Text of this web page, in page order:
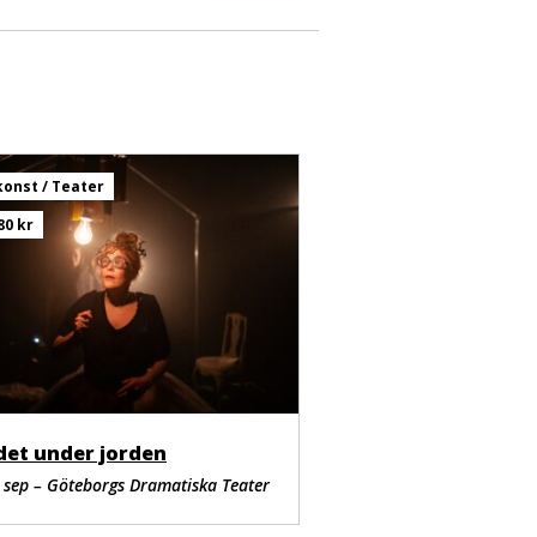
/ Teater
kr
under jorden
– Göteborgs Dramatiska Teater